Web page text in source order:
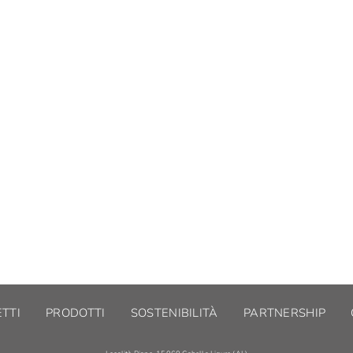
PRODOTTI SOSTENIBILITÀ PARTNERSHIP